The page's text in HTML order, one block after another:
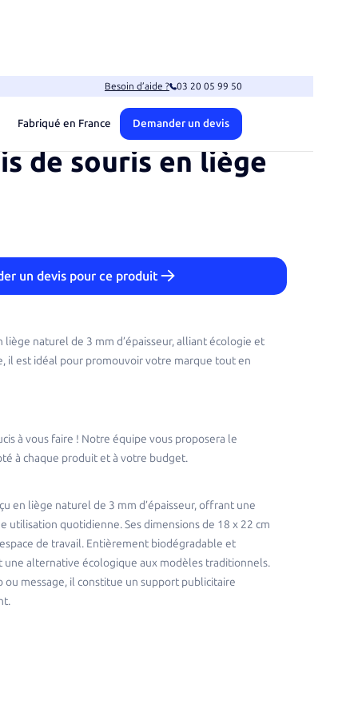
Besoin d’aide ? 03 20 05 99 50
Fabriqué en France Demander un devis
de souris en liège
un devis pour ce produit
liège naturel de 3 mm d’épaisseur, alliant écologie et
il est idéal pour promouvoir votre marque tout en
à vous faire ! Notre équipe vous proposera le
à chaque produit et à votre budget.
en liège naturel de 3 mm d’épaisseur, offrant une
utilisation quotidienne. Ses dimensions de 18 x 22 cm
de travail. Entièrement biodégradable et
une alternative écologique aux modèles traditionnels.
message, il constitue un support publicitaire